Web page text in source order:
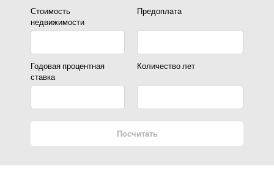
Стоимость
недвижимости
Предоплата
Годовая процентная
ставка
Количество лет
Посчитать